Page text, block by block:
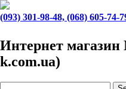
(093) 301-98-48, (068) 605-74-
Интернет
k.com.ua)